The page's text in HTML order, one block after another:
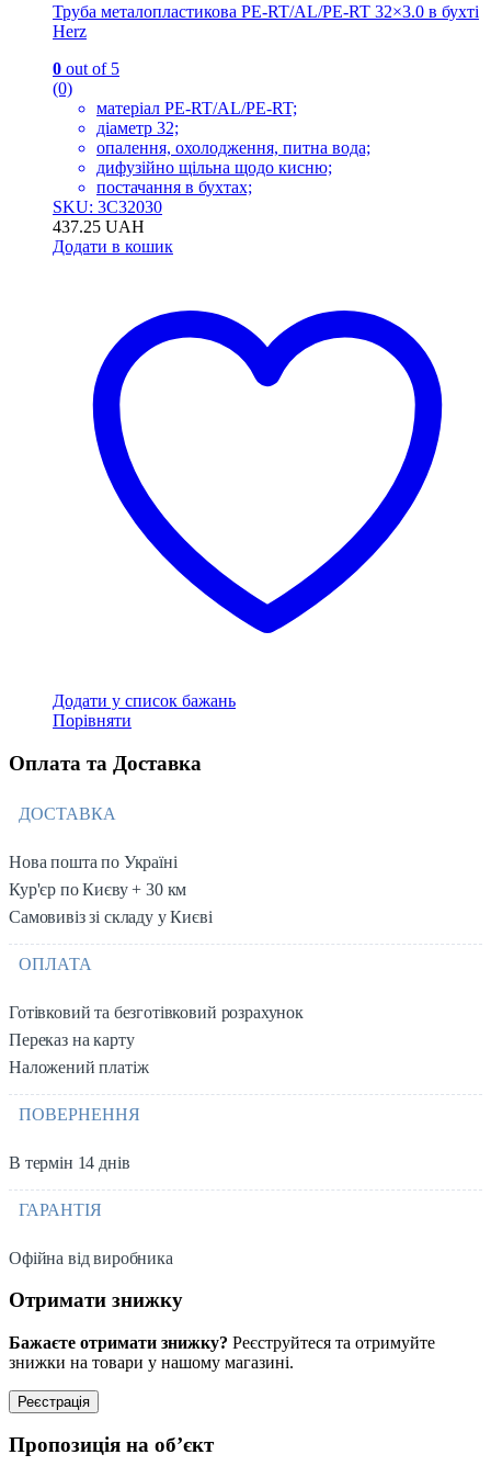
Труба металопластикова PE-RT/AL/PE-RT 32×3.0 в бухті
Herz
0 out of 5
(0)
матеріал PE-RT/AL/PE-RT;
діаметр 32;
опалення, охолодження, питна вода;
дифузійно щільна щодо кисню;
постачання в бухтах;
SKU: 3C32030
437.25 UAH
Додати в кошик
Додати у список бажань
Порівняти
Оплата та Доставка
ДОСТАВКА
Нова пошта по Україні
Кур'єр по Києву + 30 км
Самовивіз зі складу у Києві
ОПЛАТА
Готівковий та безготівковий розрахунок
Переказ на карту
Наложений платіж
ПОВЕРНЕННЯ
В термін 14 днів
ГАРАНТІЯ
Офійна від виробника
Отримати знижку
Бажаєте отримати знижку? Реєструйтеся та отримуйте
знижки на товари у нашому магазині.
Реєстрація
Пропозиція на об’єкт